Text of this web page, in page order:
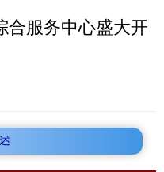
合服务中心盛大开